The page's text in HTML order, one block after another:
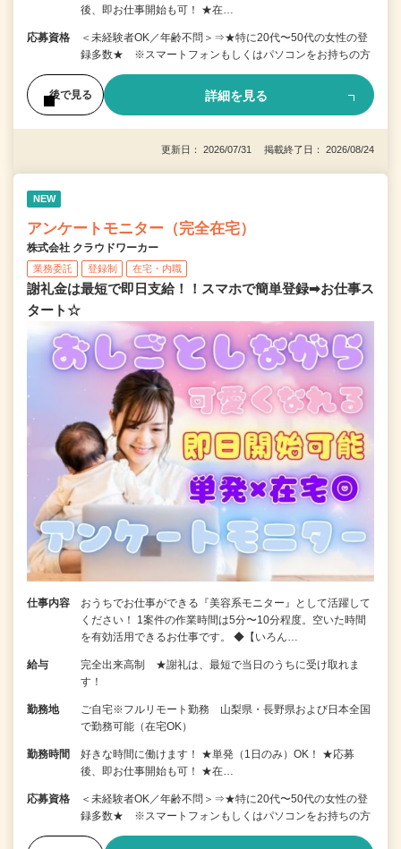
後、即お仕事開始も可！ ★在…
応募資格
＜未経験者OK／年齢不問＞⇒★特に20代〜50代の女性の登
録多数★ ※スマートフォンもしくはパソコンをお持ちの方
後で見る 詳細を見る
更新日： 2026/07/31 掲載終了日： 2026/08/24
NEW
アンケートモニター（完全在宅）
株式会社 クラウドワーカー
業務委託 登録制 在宅・内職
謝礼金は最短で即日支給！！スマホで簡単登録➡お仕事ス
タート☆
仕事内容
おうちでお仕事ができる『美容系モニター』として活躍して
ください！ 1案件の作業時間は5分〜10分程度。空いた時間
を有効活用できるお仕事です。 ◆【いろん…
給与
完全出来高制 ★謝礼は、最短で当日のうちに受け取れま
す！
勤務地
ご自宅※フルリモート勤務 山梨県・長野県および日本全国
で勤務可能（在宅OK）
勤務時間
好きな時間に働けます！ ★単発（1日のみ）OK！ ★応募
後、即お仕事開始も可！ ★在…
応募資格
＜未経験者OK／年齢不問＞⇒★特に20代〜50代の女性の登
録多数★ ※スマートフォンもしくはパソコンをお持ちの方